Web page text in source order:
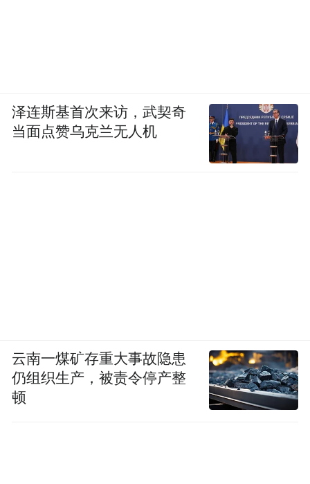
泽连斯基首次来访，武契奇
当面点赞乌克兰无人机
云南一煤矿存重大事故隐患
仍组织生产，被责令停产整
顿